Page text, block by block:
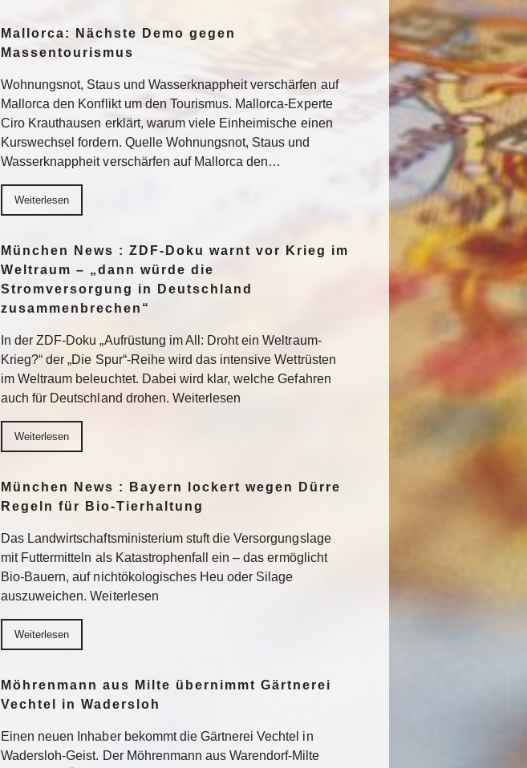
Mallorca: Nächste Demo gegen
Massentourismus
Wohnungsnot, Staus und Wasserknappheit verschärfen auf
Mallorca den Konflikt um den Tourismus. Mallorca-Experte
Ciro Krauthausen erklärt, warum viele Einheimische einen
Kurswechsel fordern. Quelle Wohnungsnot, Staus und
Wasserknappheit verschärfen auf Mallorca den…
Weiterlesen
München News : ZDF-Doku warnt vor Krieg im
Weltraum – „dann würde die
Stromversorgung in Deutschland
zusammenbrechen“
In der ZDF-Doku „Aufrüstung im All: Droht ein Weltraum-
Krieg?“ der „Die Spur“-Reihe wird das intensive Wettrüsten
im Weltraum beleuchtet. Dabei wird klar, welche Gefahren
auch für Deutschland drohen. Weiterlesen
Weiterlesen
München News : Bayern lockert wegen Dürre
Regeln für Bio-Tierhaltung
Das Landwirtschaftsministerium stuft die Versorgungslage
mit Futtermitteln als Katastrophenfall ein – das ermöglicht
Bio-Bauern, auf nichtökologisches Heu oder Silage
auszuweichen. Weiterlesen
Weiterlesen
Möhrenmann aus Milte übernimmt Gärtnerei
Vechtel in Wadersloh
Einen neuen Inhaber bekommt die Gärtnerei Vechtel in
Wadersloh-Geist. Der Möhrenmann aus Warendorf-Milte